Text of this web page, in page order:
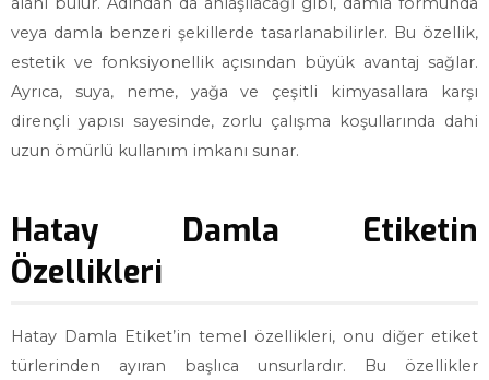
veya damla benzeri şekillerde tasarlanabilirler. Bu özellik,
estetik ve fonksiyonellik açısından büyük avantaj sağlar.
Ayrıca, suya, neme, yağa ve çeşitli kimyasallara karşı
dirençli yapısı sayesinde, zorlu çalışma koşullarında dahi
uzun ömürlü kullanım imkanı sunar.
Hatay Damla Etiketin
Özellikleri
Hatay Damla Etiket’in temel özellikleri, onu diğer etiket
türlerinden ayıran başlıca unsurlardır. Bu özellikler